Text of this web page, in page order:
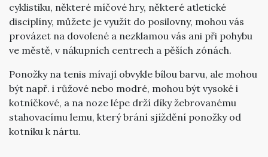
cyklistiku, některé míčové hry, některé atletické
disciplíny, můžete je využít do posilovny, mohou vás
provázet na dovolené a nezklamou vás ani při pohybu
ve městě, v nákupních centrech a pěších zónách.
Ponožky na tenis mívají obvykle bílou barvu, ale mohou
být např. i růžové nebo modré, mohou být vysoké i
kotníčkové, a na noze lépe drží díky žebrovanému
stahovacímu lemu, který brání sjíždění ponožky od
kotníku k nártu.